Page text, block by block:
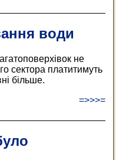
води
не
сектора платитимуть
більше.
=>>>=